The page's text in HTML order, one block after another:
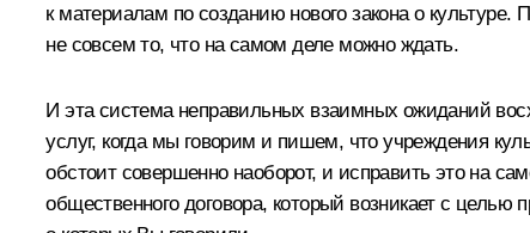
к материалам по созданию нового закона о
не совсем то, что на самом деле можно ждать.
И эта система неправильных взаимных ожиданий
услуг, когда мы говорим и пишем, что учреждения
обстоит совершенно наоборот, и исправить это на
общественного договора, который возникает с